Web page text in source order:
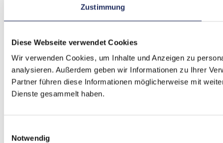
Zustimmung
Diese Webseite verwendet Cookies
Wir verwenden Cookies, um Inhalte und Anzeigen zu
analysieren. Außerdem geben wir Informationen zu Ihrer
Partner führen diese Informationen möglicherweise mit
Dienste gesammelt haben.
Notwendig